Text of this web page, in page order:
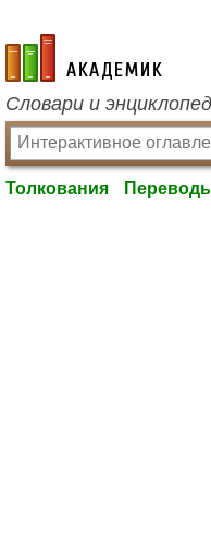
academic.ru
Словари и
Толкования